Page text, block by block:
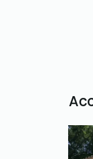
Weitere